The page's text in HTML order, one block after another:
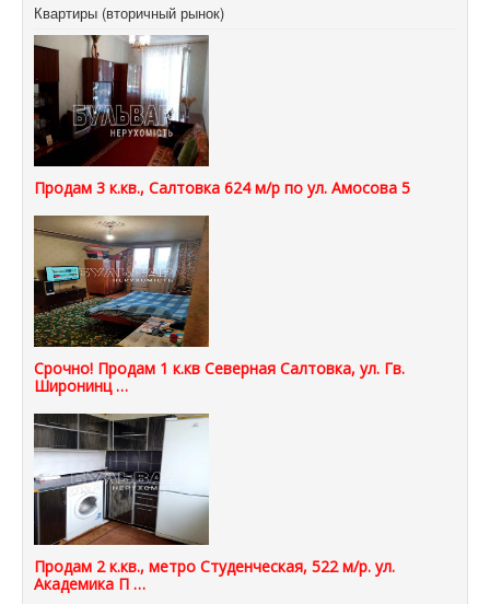
Квартиры (вторичный рынок)
Продам 3 к.кв., Салтовка 624 м/р по ул. Амосова 5
Срочно! Продам 1 к.кв Северная Салтовка, ул. Гв.
Широнинц …
Продам 2 к.кв., метро Студенческая, 522 м/р. ул.
Академика П …